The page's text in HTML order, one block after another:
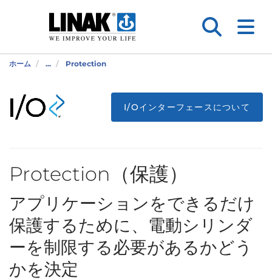
ホーム ... Protection
I/Oインターフェースについて
Protection（保護）
アプリケーションをできるだけ
保護するために、電動シリンダ
ーを制限する必要があるかどう
かを決定